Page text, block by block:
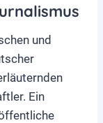
und
Ein